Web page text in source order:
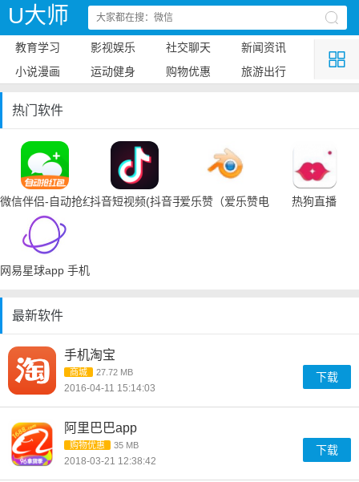
U大师
教育学习 影视娱乐 社交聊天
新闻资讯
小说漫画
运动健身 购物优惠 旅游出行
热门软件
微信伴侣-自动抢红包抖音短视频(抖音手机下载)爱乐赞（爱乐赞电脑手机下载）
热狗直播
网易星球app 手机下载
最新软件
手机淘宝
商城 27.72 MB
2016-04-11 15:14:03
下载
阿里巴巴app
购物优惠 35 MB
2018-03-21 12:38:42
下载